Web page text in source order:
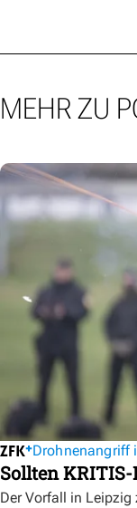
MEHR ZU
Drohnenangriff
Sollten
Der Vorfall in